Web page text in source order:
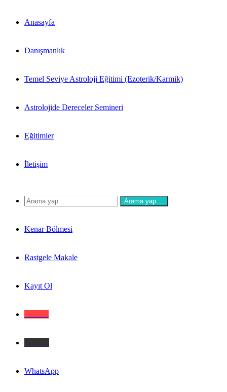
Anasayfa
Danışmanlık
Temel Seviye Astroloji Eğitimi (Ezoterik/Karmik)
Astrolojide Dereceler Semineri
Eğitimler
İletişim
Arama yap ...
Kenar Bölmesi
Rastgele Makale
Kayıt Ol
WhatsApp